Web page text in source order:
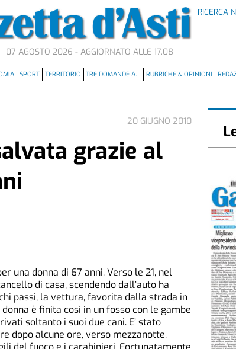
RICERCA
07 AGOSTO 2026 - AGGIORNATO ALLE 17.08
SPORT TERRITORIO TRE DOMANDE A… RUBRICHE & OPINIONI
20 GIUGNO 2010
grazie al
una donna di 67 anni. Verso le 21, nel
di casa, scendendo dall’auto ha
passi, la vettura, favorita dalla strada in
è finita così in un fosso con le gambe
soltanto i suoi due cani. E’ stato
dopo alcune ore, verso mezzanotte,